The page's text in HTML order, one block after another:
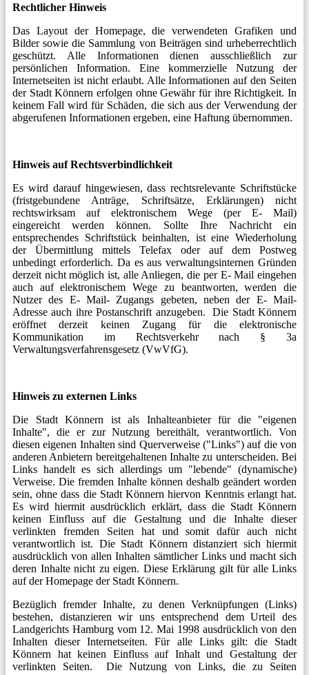
Rechtlicher Hinweis
Das Layout der Homepage, die verwendeten Grafiken und
Bilder sowie die Sammlung von Beiträgen sind urheberrechtlich
geschützt. Alle Informationen dienen ausschließlich zur
persönlichen Information. Eine kommerzielle Nutzung der
Internetseiten ist nicht erlaubt. Alle Informationen auf den Seiten
der Stadt Könnern erfolgen ohne Gewähr für ihre Richtigkeit. In
keinem Fall wird für Schäden, die sich aus der Verwendung der
abgerufenen Informationen ergeben, eine Haftung übernommen.
Hinweis auf Rechtsverbindlichkeit
Es wird darauf hingewiesen, dass rechtsrelevante Schriftstücke
(fristgebundene Anträge, Schriftsätze, Erklärungen) nicht
rechtswirksam auf elektronischem Wege (per E- Mail)
eingereicht werden können. Sollte Ihre Nachricht ein
entsprechendes Schriftstück beinhalten, ist eine Wiederholung
der Übermittlung mittels Telefax oder auf dem Postweg
unbedingt erforderlich. Da es aus verwaltungsinternen Gründen
derzeit nicht möglich ist, alle Anliegen, die per E- Mail eingehen
auch auf elektronischem Wege zu beantworten, werden die
Nutzer des E- Mail- Zugangs gebeten, neben der E- Mail-
Adresse auch ihre Postanschrift anzugeben. Die Stadt Könnern
eröffnet derzeit keinen Zugang für die elektronische
Kommunikation im Rechtsverkehr nach § 3a
Verwaltungsverfahrensgesetz (VwVfG).
Hinweis zu externen Links
Die Stadt Könnern ist als Inhalteanbieter für die "eigenen
Inhalte", die er zur Nutzung bereithält, verantwortlich. Von
diesen eigenen Inhalten sind Querverweise ("Links") auf die von
anderen Anbietern bereitgehaltenen Inhalte zu unterscheiden. Bei
Links handelt es sich allerdings um "lebende" (dynamische)
Verweise. Die fremden Inhalte können deshalb geändert worden
sein, ohne dass die Stadt Könnern hiervon Kenntnis erlangt hat.
Es wird hiermit ausdrücklich erklärt, dass die Stadt Könnern
keinen Einfluss auf die Gestaltung und die Inhalte dieser
verlinkten fremden Seiten hat und somit dafür auch nicht
verantwortlich ist. Die Stadt Könnern distanziert sich hiermit
ausdrücklich von allen Inhalten sämtlicher Links und macht sich
deren Inhalte nicht zu eigen. Diese Erklärung gilt für alle Links
auf der Homepage der Stadt Könnern.
Bezüglich fremder Inhalte, zu denen Verknüpfungen (Links)
bestehen, distanzieren wir uns entsprechend dem Urteil des
Landgerichts Hamburg vom 12. Mai 1998 ausdrücklich von den
Inhalten dieser Internetseiten. Für alle Links gilt: die Stadt
Könnern hat keinen Einfluss auf Inhalt und Gestaltung der
verlinkten Seiten. Die Nutzung von Links, die zu Seiten